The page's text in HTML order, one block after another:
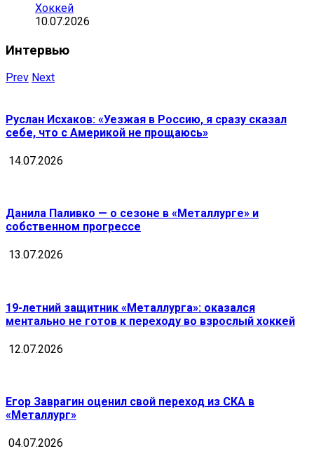
Хоккей
10.07.2026
Интервью
Prev Next
Руслан Исхаков: «Уезжая в Россию, я сразу сказал
себе, что с Америкой не прощаюсь»
14.07.2026
Данила Паливко — о сезоне в «Металлурге» и
собственном прогрессе
13.07.2026
19-летний защитник «Металлурга»: оказался
ментально не готов к переходу во взрослый хоккей
12.07.2026
Егор Заврагин оценил свой переход из СКА в
«Металлург»
04.07.2026